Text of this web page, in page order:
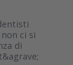
ci si
di